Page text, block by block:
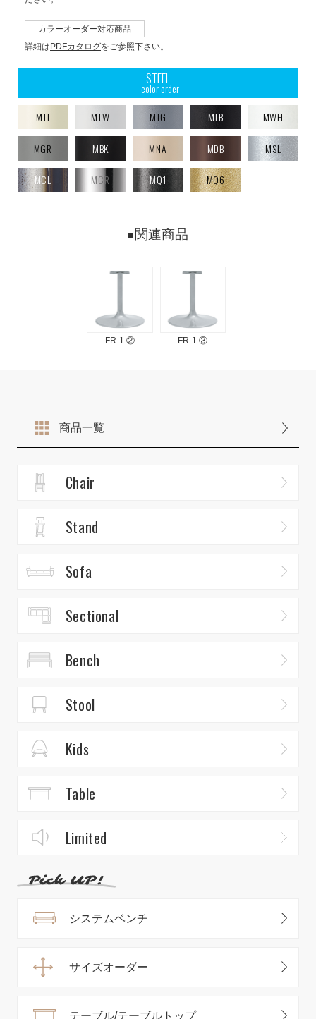
カラーオーダー対応商品
詳細はPDFカタログをご参照下さい。
STEEL
color order
MTI
MTW MTG MTB MWH
MGR MBK MNA MDB MSL
MCL MCR MQ1 MQ6
関連商品
FR-1 ② FR-1 ③
商品一覧
Chair
Stand
Sofa
Sectional
Bench
Stool
Kids
Table
Limited
システムベンチ
サイズオーダー
テーブル/テーブルトップ